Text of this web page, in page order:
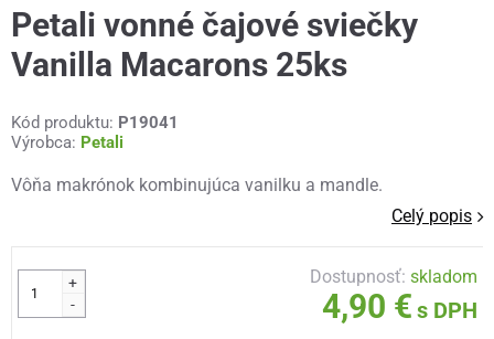
Petali vonné čajové sviečky
Vanilla Macarons 25ks
Kód produktu: P19041
Výrobca: Petali
Vôňa makrónok kombinujúca vanilku a mandle.
Celý popis
+
-
Dostupnosť:skladom
4,90 € s DPH